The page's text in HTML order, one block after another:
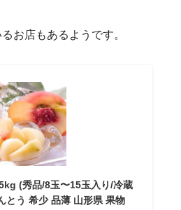
お店もあるようです。
(秀品/8玉〜15玉入り/冷蔵
とう 希少 品薄 山形県 果物